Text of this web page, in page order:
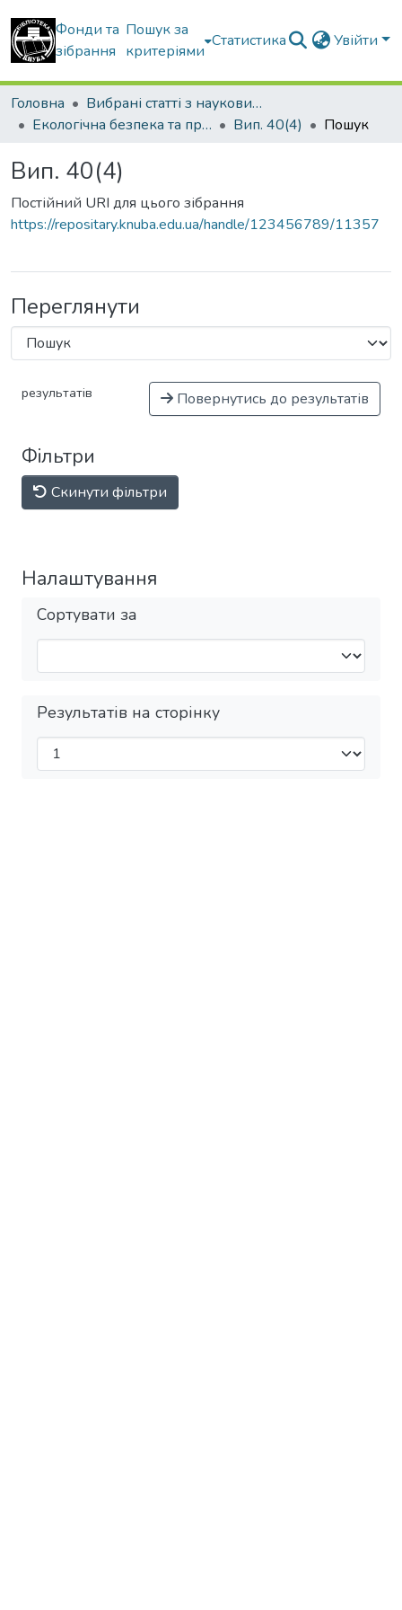
Фонди та
зібрання
Пошук за
критеріями
Статистика Увійти
Головна
Вибрані статті з наукових збірників КНУБА
Екологічна безпека та природокористування
Вип. 40(4) Пошук
Вип. 40(4)
Постійний URI для цього зібрання
https://repositary.knuba.edu.ua/handle/123456789/11357
Переглянути
результатів Повернутись до результатів
Фільтри
Скинути фільтри
Налаштування
Сортувати за
Результатів на сторінку